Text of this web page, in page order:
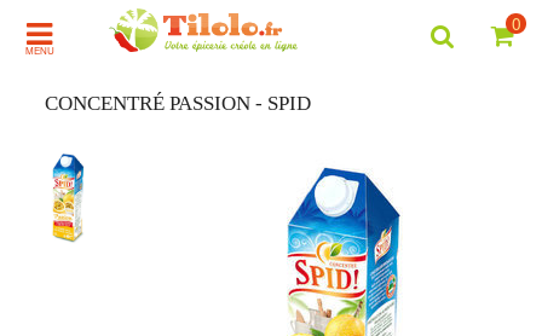
MENU
0
CONCENTRÉ PASSION - SPID